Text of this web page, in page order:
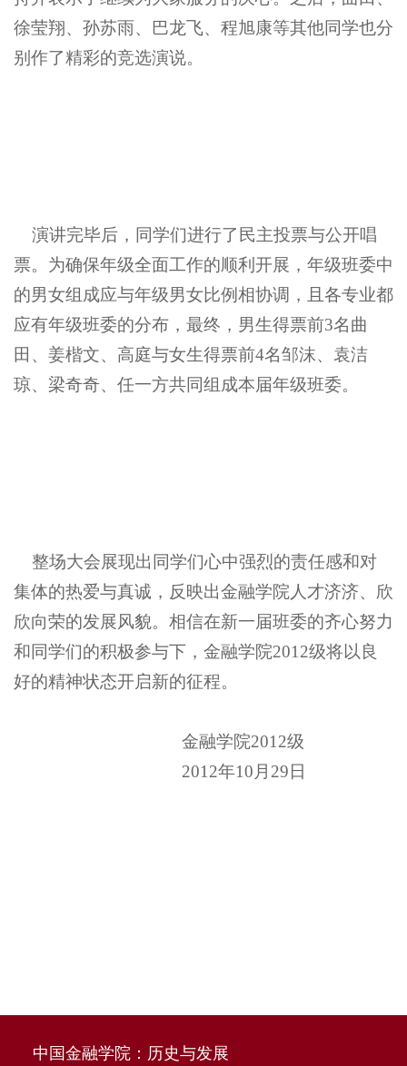
徐莹翔、孙苏雨、巴龙飞、程旭康等其他同学也分
别作了精彩的竞选演说。
演讲完毕后，同学们进行了民主投票与公开唱
票。为确保年级全面工作的顺利开展，年级班委中
的男女组成应与年级男女比例相协调，且各专业都
应有年级班委的分布，最终，男生得票前3名曲
田、姜楷文、高庭与女生得票前4名邹沫、袁洁
琼、梁奇奇、任一方共同组成本届年级班委。
整场大会展现出同学们心中强烈的责任感和对
集体的热爱与真诚，反映出金融学院人才济济、欣
欣向荣的发展风貌。相信在新一届班委的齐心努力
和同学们的积极参与下，金融学院2012级将以良
好的精神状态开启新的征程。
金融学院2012级
2012年10月29日
中国金融学院：历史与发展